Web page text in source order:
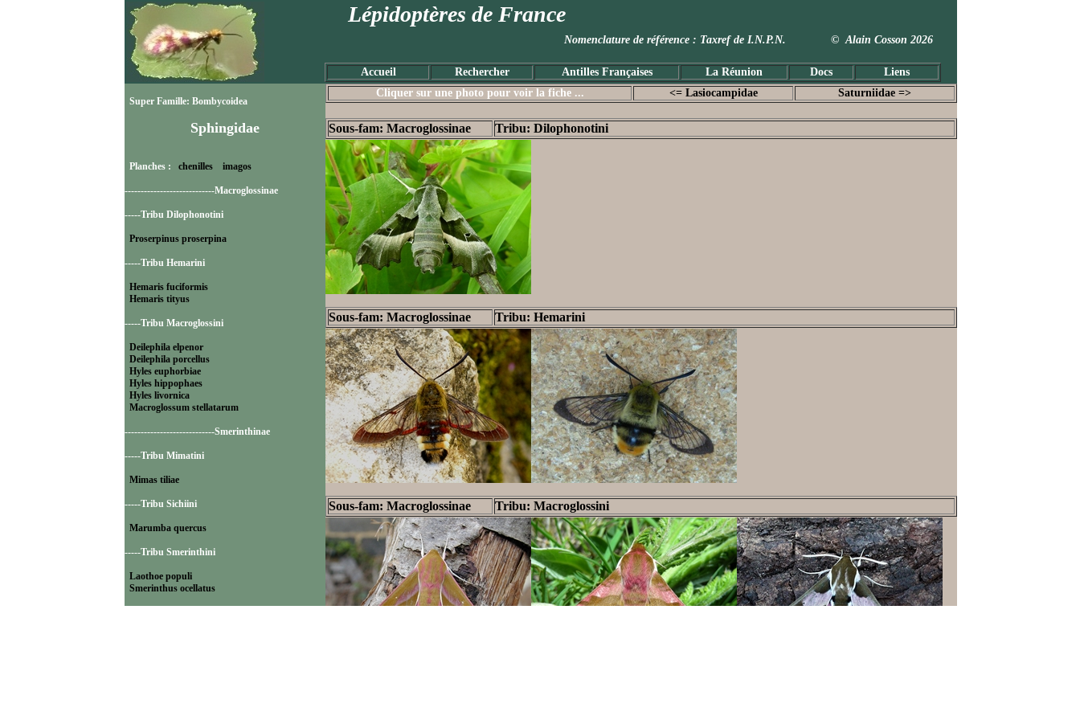
Lépidoptères de France
Nomenclature de référence : Taxref de I.N.P.N. © Alain Cosson 2026
Accueil Rechercher Antilles Françaises La Réunion Docs Liens
Super Famille: Bombycoidea
Sphingidae
Planches : chenilles imagos
----------------------------Macroglossinae
-----Tribu Dilophonotini
Proserpinus proserpina
-----Tribu Hemarini
Hemaris fuciformis
Hemaris tityus
-----Tribu Macroglossini
Deilephila elpenor
Deilephila porcellus
Hyles euphorbiae
Hyles hippophaes
Hyles livornica
Macroglossum stellatarum
----------------------------Smerinthinae
-----Tribu Mimatini
Mimas tiliae
-----Tribu Sichiini
Marumba quercus
-----Tribu Smerinthini
Laothoe populi
Smerinthus ocellatus
Cliquer sur une photo pour voir la fiche ... <= Lasiocampidae Saturniidae =>
Sous-fam: Macroglossinae Tribu: Dilophonotini
Sous-fam: Macroglossinae Tribu: Hemarini
Sous-fam: Macroglossinae Tribu: Macroglossini